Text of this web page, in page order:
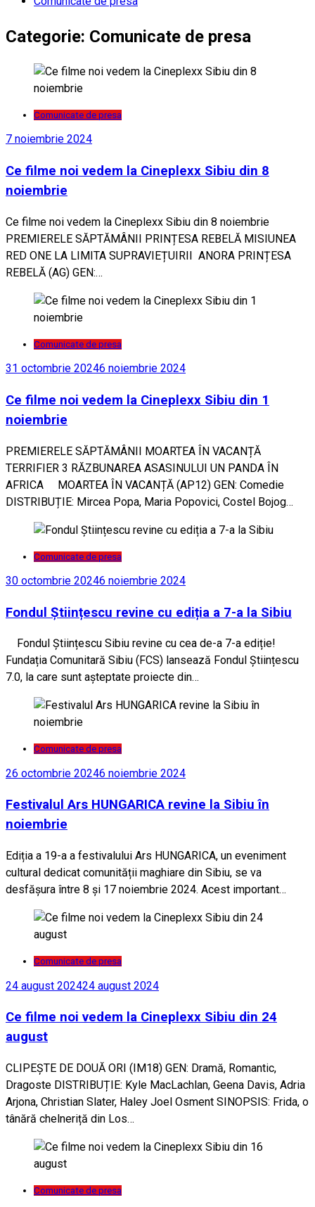
Categorie: Comunicate de presa
Comunicate de presa
7 noiembrie 2024
Ce filme noi vedem la Cineplexx Sibiu din 8
noiembrie
Ce filme noi vedem la Cineplexx Sibiu din 8 noiembrie
PREMIERELE SĂPTĂMÂNII PRINȚESA REBELĂ MISIUNEA
RED ONE LA LIMITA SUPRAVIEȚUIRII ANORA PRINȚESA
REBELĂ (AG) GEN:…
Comunicate de presa
31 octombrie 20246 noiembrie 2024
Ce filme noi vedem la Cineplexx Sibiu din 1
noiembrie
PREMIERELE SĂPTĂMÂNII MOARTEA ÎN VACANȚĂ
TERRIFIER 3 RĂZBUNAREA ASASINULUI UN PANDA ÎN
AFRICA MOARTEA ÎN VACANȚĂ (AP12) GEN: Comedie
DISTRIBUȚIE: Mircea Popa, Maria Popovici, Costel Bojog…
Comunicate de presa
30 octombrie 20246 noiembrie 2024
Fondul Științescu revine cu ediția a 7-a la Sibiu
Fondul Științescu Sibiu revine cu cea de-a 7-a ediție!
Fundația Comunitară Sibiu (FCS) lansează Fondul Științescu
7.0, la care sunt așteptate proiecte din…
Comunicate de presa
26 octombrie 20246 noiembrie 2024
Festivalul Ars HUNGARICA revine la Sibiu în
noiembrie
Ediția a 19-a a festivalului Ars HUNGARICA, un eveniment
cultural dedicat comunității maghiare din Sibiu, se va
desfășura între 8 și 17 noiembrie 2024. Acest important…
Comunicate de presa
24 august 202424 august 2024
Ce filme noi vedem la Cineplexx Sibiu din 24
august
CLIPEȘTE DE DOUĂ ORI (IM18) GEN: Dramă, Romantic,
Dragoste DISTRIBUȚIE: Kyle MacLachlan, Geena Davis, Adria
Arjona, Christian Slater, Haley Joel Osment SINOPSIS: Frida, o
tânără chelneriță din Los…
Comunicate de presa